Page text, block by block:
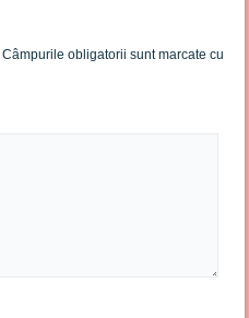
Câmpurile obligatorii sunt marcate cu